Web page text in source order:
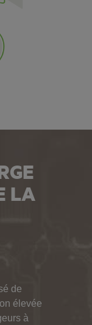
LA
de
élevée
à